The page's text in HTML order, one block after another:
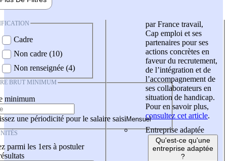
Cadre
Non cadre (10)
Non renseignée (4)
BRUT MINIMUM
minimum
une périodicité pour le salaire saisi
parmi les 1ers à postuler
par France travail,
Cap emploi et ses
partenaires pour ses
actions concrètes en
faveur du recrutement,
de l’intégration et de
l’accompagnement de
ses collaborateurs en
situation de handicap.
Pour en savoir plus,
consultez cet article.
Entreprise adaptée
Qu'est-ce qu'une
entreprise adaptée
?